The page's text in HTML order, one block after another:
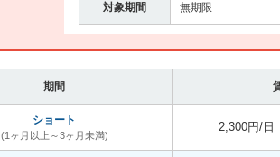
対象期間 無期限
期間
ショート
(1ヶ月以上～3ヶ月未満)
2,300円/